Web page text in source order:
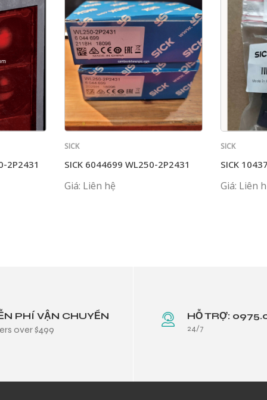
2P2431
SICK
SICK 6044699 WL250-2P2431
Giá: Liên hệ
SICK
SICK
Giá: Liên
PHÍ VẬN CHUYỂN
over $499
HỖ TRỢ:
24/7